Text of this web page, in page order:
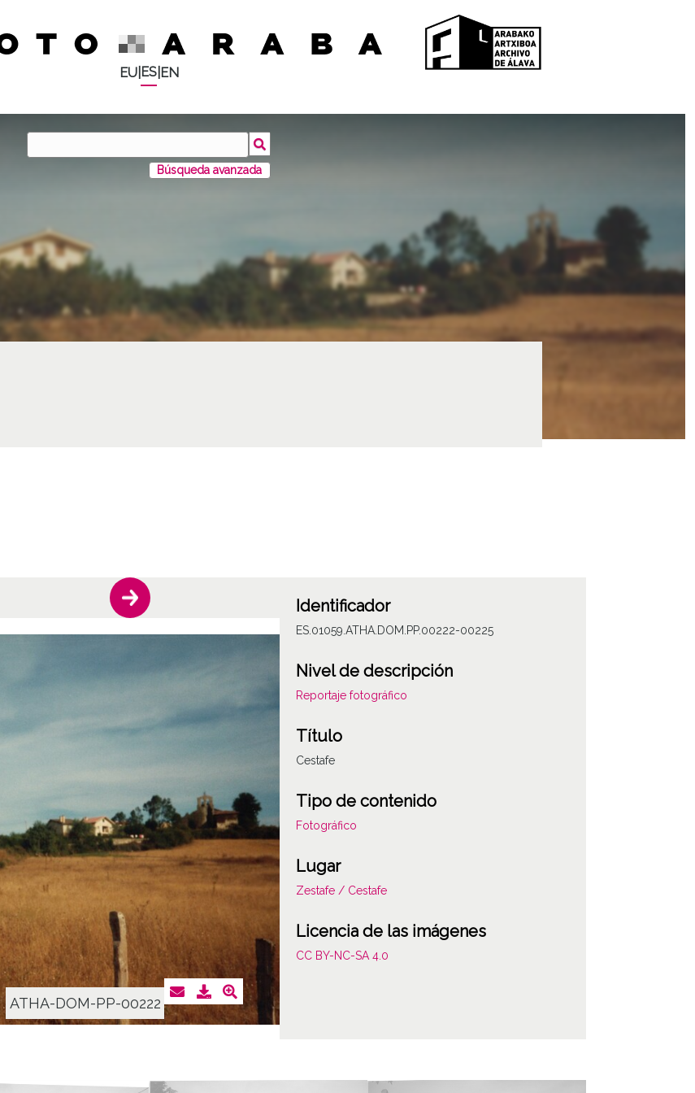
EU| ES| EN
Búsqueda avanzada
ATHA-DOM-PP-00222
Identificador
ES.01059.ATHA.DOM.PP.00222-00225
Nivel de descripción
Reportaje fotográfico
Título
Cestafe
Tipo de contenido
Fotográfico
Lugar
Zestafe / Cestafe
Licencia de las imágenes
CC BY-NC-SA 4.0